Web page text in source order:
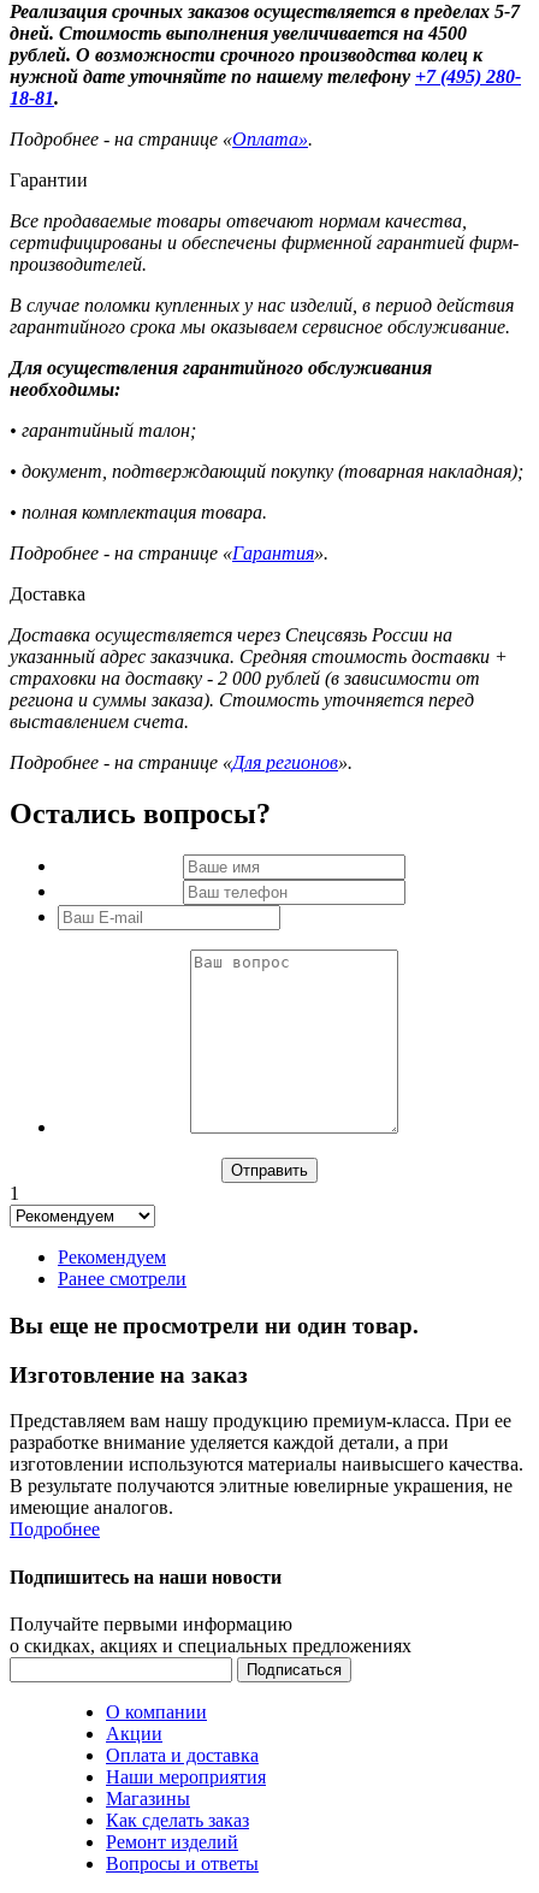
Реализация срочных заказов осуществляется в пределах 5-7
дней. Стоимость выполнения увеличивается на 4500
рублей. О возможности срочного производства колец к
нужной дате уточняйте по нашему телефону +7 (495) 280-
18-81.
Подробнее - на странице «Оплата».
Гарантии
Все продаваемые товары отвечают нормам качества,
сертифицированы и обеспечены фирменной гарантией фирм-
производителей.
В случае поломки купленных у нас изделий, в период действия
гарантийного срока мы оказываем сервисное обслуживание.
Для осуществления гарантийного обслуживания
необходимы:
• гарантийный талон;
• документ, подтверждающий покупку (товарная накладная);
• полная комплектация товара.
Подробнее - на странице «Гарантия».
Доставка
Доставка осуществляется через Спецсвязь России на
указанный адрес заказчика. Средняя стоимость доставки +
страховки на доставку - 2 000 рублей (в зависимости от
региона и суммы заказа). Стоимость уточняется перед
выставлением счета.
Подробнее - на странице «Для регионов».
Остались вопросы?
1
Рекомендуем
Ранее смотрели
Вы еще не просмотрели ни один товар.
Изготовление на заказ
Представляем вам нашу продукцию премиум-класса. При ее
разработке внимание уделяется каждой детали, а при
изготовлении используются материалы наивысшего качества.
В результате получаются элитные ювелирные украшения, не
имеющие аналогов.
Подробнее
Подпишитесь на наши новости
Получайте первыми информацию
о скидках, акциях и специальных предложениях
О компании
Акции
Оплата и доставка
Наши мероприятия
Магазины
Как сделать заказ
Ремонт изделий
Вопросы и ответы